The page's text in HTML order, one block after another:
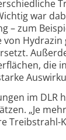
war
– zum
die
im
„Je